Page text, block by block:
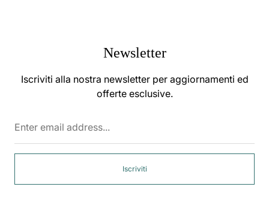
Newsletter
Iscriviti alla nostra newsletter per aggiornamenti ed
offerte esclusive.
Iscriviti